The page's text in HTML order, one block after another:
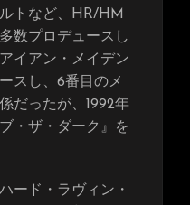
トなど、HR/HM
数プロデュースし
イアン・メイデン
スし、6番目のメ
だったが、1992年
・ザ・ダーク』を
ード・ラヴィン・